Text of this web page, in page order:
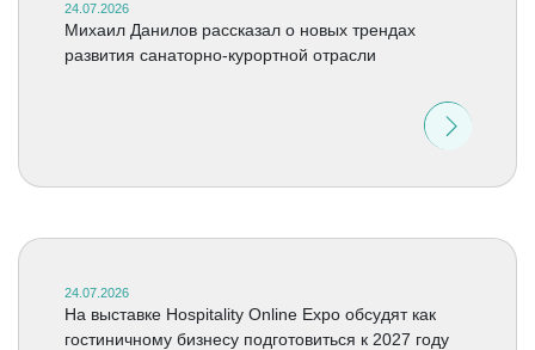
24.07.2026
Михаил Данилов рассказал о новых трендах
развития санаторно-курортной отрасли
24.07.2026
На выставке Hospitality Online Expo обсудят как
гостиничному бизнесу подготовиться к 2027 году